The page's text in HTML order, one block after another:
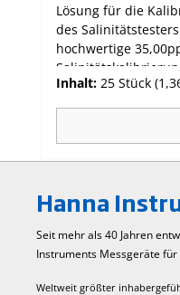
Lösung für die
des
hochwertige
Kalibrierlösung
(kalibriert mit
Wasser für den
20mL
Inhalt: 25 Stück
Hanna
Seit mehr als 40 Jahren
Instruments Mess­geräte
Weltweit größter